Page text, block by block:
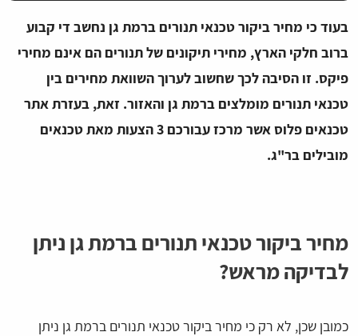
בעוד כי מחיר ביקור טכנאי תנורים ברמת גן נחשב די קבוע
ברוב חלקי הארץ, מחירי תיקונים של תנורים הם אינם מחירי
פיקס. זו הסיבה לכך שחשוב לערוך השוואת מחירים בין
טכנאי תנורים מומלצים ברמת גן והאזור. זאת, בעזרת אתר
טכנאים פלוס אשר מרכז עבורכם 3 הצעות מאת טכנאים
מובילים בר"ג.
מחיר ביקור טכנאי תנורים ברמת גן ניתן
לבדיקה מראש?
כמובן שכן, לא רק כי מחיר ביקור טכנאי תנורים ברמת גן ניתן